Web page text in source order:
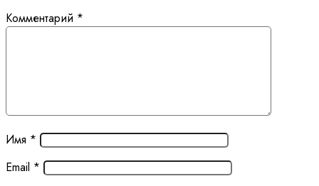
Комментарий *
Имя *
Email *